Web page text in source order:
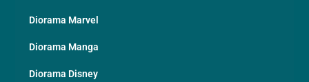
Diorama Marvel
Diorama Manga
Diorama Disney